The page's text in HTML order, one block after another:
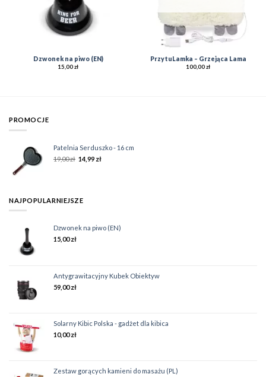
Dzwonek na piwo (EN)
15,00zł
PrzytuLamka – Grzejąca Lama
100,00zł
PROMOCJE
Patelnia Serduszko - 16 cm
19,00zł 14,99 zł
NAJPOPULARNIEJSZE
Dzwonek na piwo (EN)
15,00zł
Antygrawitacyjny Kubek Obiektyw
59,00zł
Solarny Kibic Polska - gadżet dla kibica
10,00zł
Zestaw gorących kamieni do masażu (PL)